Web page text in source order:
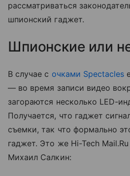
рассматриваться
шпионский гаджет.
Шпионские или
В случае с очками Spectacles
— во время записи видео
загораются несколько LED-
Получается, что гаджет
съемки, так что формально
гаджет. Это же Hi-Tech
Михаил Салкин: